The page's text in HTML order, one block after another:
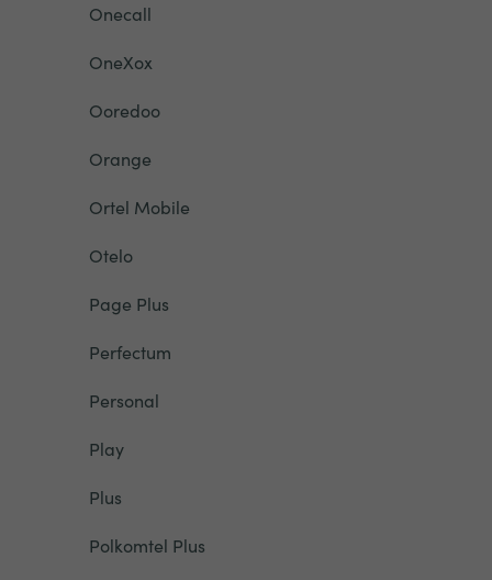
Onecall
OneXox
Ooredoo
Orange
Ortel Mobile
Otelo
Page Plus
Perfectum
Personal
Play
Plus
Polkomtel Plus